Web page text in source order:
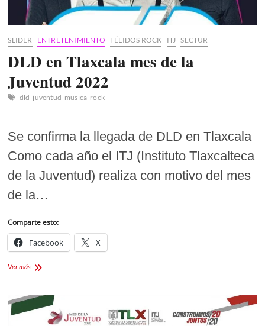
SLIDER ENTRETENIMIENTO FÉLIDOS ROCK ITJ SECTUR
DLD en Tlaxcala mes de la
Juventud 2022
dld juventud musica rock
Se confirma la llegada de DLD en Tlaxcala
Como cada año el ITJ (Instituto Tlaxcalteca
de la Juventud) realiza con motivo del mes
de la…
Comparte esto:
Facebook X
Ver másDLD
mes
de